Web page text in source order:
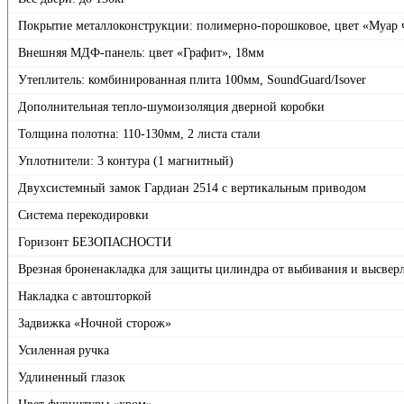
Покрытие металлоконструкции: полимерно-порошковое, цвет «Муар
Внешняя МДФ-панель: цвет «Графит», 18мм
Утеплитель: комбинированная плита 100мм, SoundGuard/Isover
Дополнительная тепло-шумоизоляция дверной коробки
Толщина полотна: 110-130мм, 2 листа стали
Уплотнители: 3 контура (1 магнитный)
Двухсистемный замок Гардиан 2514 с вертикальным приводом
Система перекодировки
Горизонт БЕЗОПАСНОСТИ
Врезная броненакладка для защиты цилиндра от выбивания и
Накладка с автошторкой
Задвижка «Ночной сторож»
Усиленная ручка
Удлиненный глазок